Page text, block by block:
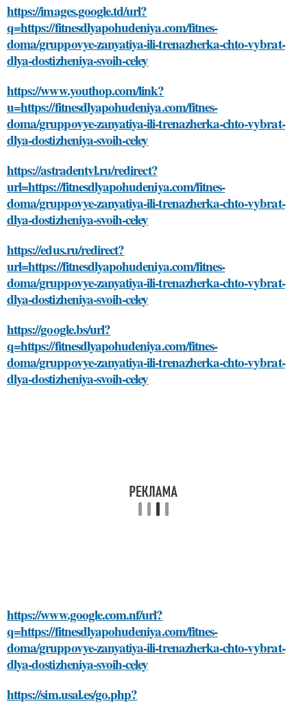
https://images.google.td/url?
q=https://fitnesdlyapohudeniya.com/fitnes-
doma/gruppovye-zanyatiya-ili-trenazherka-chto-vybrat-
dlya-dostizheniya-svoih-celey
https://www.youthop.com/link?
u=https://fitnesdlyapohudeniya.com/fitnes-
doma/gruppovye-zanyatiya-ili-trenazherka-chto-vybrat-
dlya-dostizheniya-svoih-celey
https://astradentvl.ru/redirect?
url=https://fitnesdlyapohudeniya.com/fitnes-
doma/gruppovye-zanyatiya-ili-trenazherka-chto-vybrat-
dlya-dostizheniya-svoih-celey
https://edus.ru/redirect?
url=https://fitnesdlyapohudeniya.com/fitnes-
doma/gruppovye-zanyatiya-ili-trenazherka-chto-vybrat-
dlya-dostizheniya-svoih-celey
https://google.bs/url?
q=https://fitnesdlyapohudeniya.com/fitnes-
doma/gruppovye-zanyatiya-ili-trenazherka-chto-vybrat-
dlya-dostizheniya-svoih-celey
https://www.google.com.nf/url?
q=https://fitnesdlyapohudeniya.com/fitnes-
doma/gruppovye-zanyatiya-ili-trenazherka-chto-vybrat-
dlya-dostizheniya-svoih-celey
https://sim.usal.es/go.php?